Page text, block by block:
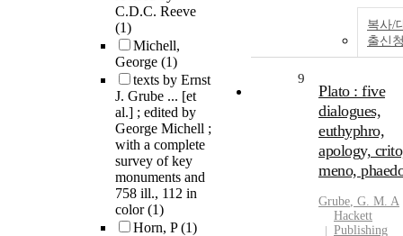
C.D.C. Reeve
(1)
Michell,
George (1)
texts by Ernst
J. Grube ... [et
al.] ; edited by
George Michell ;
with a complete
survey of key
monuments and
758 ill., 112 in
color(1)
Horn, P(1)
복사/
출신
9
Plato : five
dialogues,
euthyphro,
apology,
meno,
Grube, G. M. A
Hackett
Publishing